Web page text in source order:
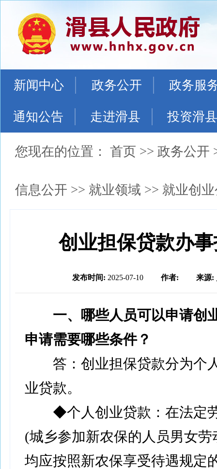
新闻中心 政务公开 政务服
通知公告 走进滑县 投资滑县
您现在的位置： 首页 >> 政务公开
信息公开 >> 就业领域 >> 就业创
创业担保贷款办
发布时间: 2025-07-10 作者: 来源:
一、哪些人员可以申请创
申请需要哪些条件？
答：创业担保贷款分为个
业贷款。
◆个人创业贷款：在法定
(城乡参加新农保的人员男女劳
均应按照新农保享受待遇规定